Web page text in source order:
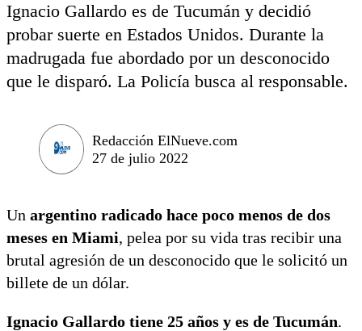
Ignacio Gallardo es de Tucumán y decidió
probar suerte en Estados Unidos. Durante la
madrugada fue abordado por un desconocido
que le disparó. La Policía busca al responsable.
Redacción ElNueve.com
27 de julio 2022
Un argentino radicado hace poco menos de dos
meses en Miami, pelea por su vida tras recibir una
brutal agresión de un desconocido que le solicitó un
billete de un dólar.
Ignacio Gallardo tiene 25 años y es de Tucumán.